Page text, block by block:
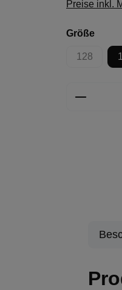
Preise inkl.
Größe
128
(Diese